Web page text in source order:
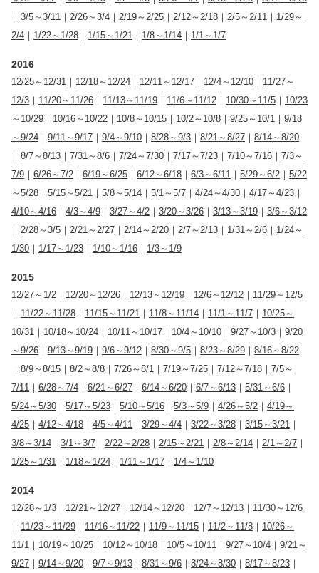
｜ 3/5～3/11 ｜ 2/26～3/4 ｜ 2/19～2/25 ｜ 2/12～2/18 ｜ 2/5～2/11 ｜ 1/29～
2/4 ｜ 1/22～1/28 ｜ 1/15～1/21 ｜ 1/8～1/14 ｜ 1/1～1/7
2016
12/25～12/31 ｜ 12/18～12/24 ｜ 12/11～12/17 ｜ 12/4～12/10 ｜ 11/27～
12/3 ｜ 11/20～11/26 ｜ 11/13～11/19 ｜ 11/6～11/12 ｜ 10/30～11/5 ｜ 10/23
～10/29 ｜ 10/16～10/22 ｜ 10/8～10/15 ｜ 10/2～10/8 ｜ 9/25～10/1 ｜ 9/18
～9/24 ｜ 9/11～9/17 ｜ 9/4～9/10 ｜ 8/28～9/3 ｜ 8/21～8/27 ｜ 8/14～8/20
｜ 8/7～8/13 ｜ 7/31～8/6 ｜ 7/24～7/30 ｜ 7/17～7/23 ｜ 7/10～7/16 ｜ 7/3～
7/9 ｜ 6/26～7/2 ｜ 6/19～6/25 ｜ 6/12～6/18 ｜ 6/3～6/11 ｜ 5/29～6/2 ｜ 5/22
～5/28 ｜ 5/15～5/21 ｜ 5/8～5/14 ｜ 5/1～5/7 ｜ 4/24～4/30 ｜ 4/17～4/23 ｜
4/10～4/16 ｜ 4/3～4/9 ｜ 3/27～4/2 ｜ 3/20～3/26 ｜ 3/13～3/19 ｜ 3/6～3/12
｜ 2/28～3/5 ｜ 2/21～2/27 ｜ 2/14～2/20 ｜ 2/7～2/13 ｜ 1/31～2/6 ｜ 1/24～
1/30 ｜ 1/17～1/23 ｜ 1/10～1/16 ｜ 1/3～1/9
2015
12/27～1/2 ｜ 12/20～12/26 ｜ 12/13～12/19 ｜ 12/6～12/12 ｜ 11/29～12/5
｜ 11/22～11/28 ｜ 11/15～11/21 ｜ 11/8～11/14 ｜ 11/1～11/7 ｜ 10/25～
10/31 ｜ 10/18～10/24 ｜ 10/11～10/17 ｜ 10/4～10/10 ｜ 9/27～10/3 ｜ 9/20
～9/26 ｜ 9/13～9/19 ｜ 9/6～9/12 ｜ 8/30～9/5 ｜ 8/23～8/29 ｜ 8/16～8/22
｜ 8/9～8/15 ｜ 8/2～8/8 ｜ 7/26～8/1 ｜ 7/19～7/25 ｜ 7/12～7/18 ｜ 7/5～
7/11 ｜ 6/28～7/4 ｜ 6/21～6/27 ｜ 6/14～6/20 ｜ 6/7～6/13 ｜ 5/31～6/6 ｜
5/24～5/30 ｜ 5/17～5/23 ｜ 5/10～5/16 ｜ 5/3～5/9 ｜ 4/26～5/2 ｜ 4/19～
4/25 ｜ 4/12～4/18 ｜ 4/5～4/11 ｜ 3/29～4/4 ｜ 3/22～3/28 ｜ 3/15～3/21 ｜
3/8～3/14 ｜ 3/1～3/7 ｜ 2/22～2/28 ｜ 2/15～2/21 ｜ 2/8～2/14 ｜ 2/1～2/7 ｜
1/25～1/31 ｜ 1/18～1/24 ｜ 1/11～1/17 ｜ 1/4～1/10
2014
12/28～1/3 ｜ 12/21～12/27 ｜ 12/14～12/20 ｜ 12/7～12/13 ｜ 11/30～12/6
｜ 11/23～11/29 ｜ 11/16～11/22 ｜ 11/9～11/15 ｜ 11/2～11/8 ｜ 10/26～
11/1 ｜ 10/19～10/25 ｜ 10/12～10/18 ｜ 10/5～10/11 ｜ 9/27～10/4 ｜ 9/21～
9/27 ｜ 9/14～9/20 ｜ 9/7～9/13 ｜ 8/31～9/6 ｜ 8/24～8/30 ｜ 8/17～8/23 ｜